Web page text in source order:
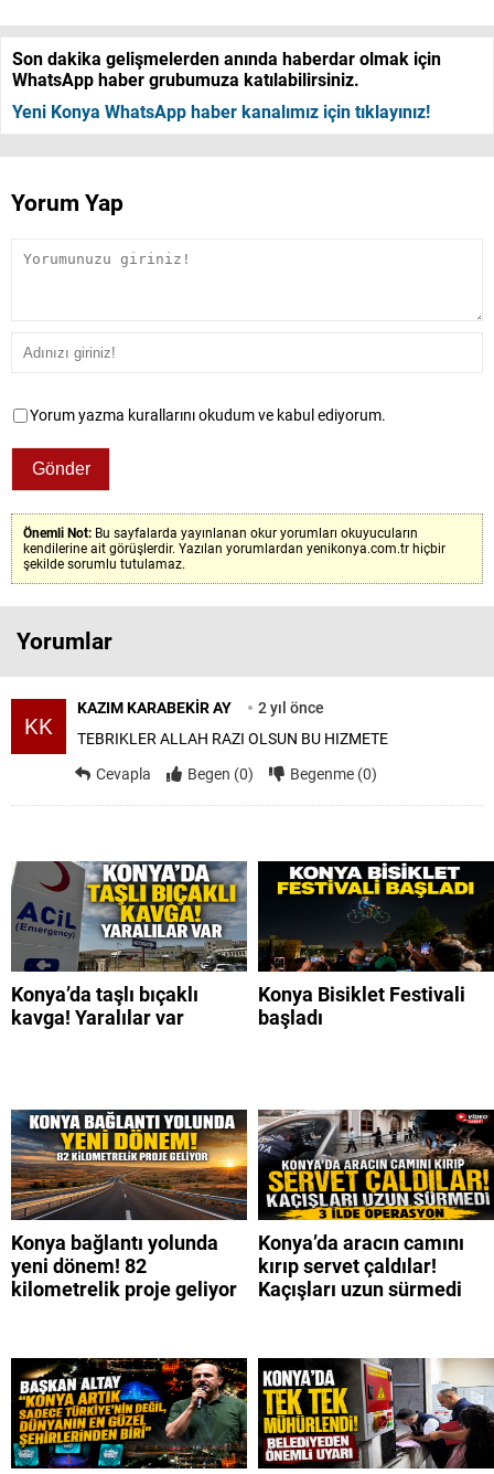
Son dakika gelişmelerden anında haberdar olmak için
WhatsApp haber grubumuza katılabilirsiniz.
Yeni Konya WhatsApp haber kanalımız için tıklayınız!
Yorum Yap
Yorum yazma kurallarını okudum ve kabul ediyorum.
Önemli Not: Bu sayfalarda yayınlanan okur yorumları okuyucuların
kendilerine ait görüşlerdir. Yazılan yorumlardan yenikonya.com.tr hiçbir
şekilde sorumlu tutulamaz.
Yorumlar
KK
KAZIM KARABEKİR AY
2 yıl önce
TEBRIKLER ALLAH RAZI OLSUN BU HIZMETE
Cevapla
Begen (0) Begenme (0)
Konya’da taşlı bıçaklı
kavga! Yaralılar var
Konya Bisiklet Festivali
başladı
Konya bağlantı yolunda
yeni dönem! 82
kilometrelik proje geliyor
Konya’da aracın camını
kırıp servet çaldılar!
Kaçışları uzun sürmedi